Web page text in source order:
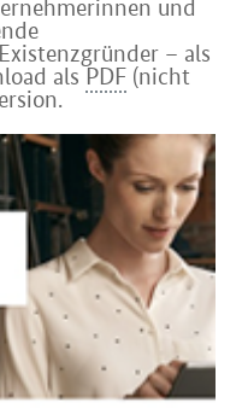
und
– als
als PDF (nicht